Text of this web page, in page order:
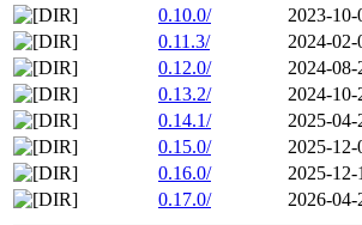
0.10.0/
2023-
0.11.3/
2024-
0.12.0/
2024-
0.13.2/
2024-
0.14.1/
2025-
0.15.0/
2025-
0.16.0/
2025-
0.17.0/
2026-